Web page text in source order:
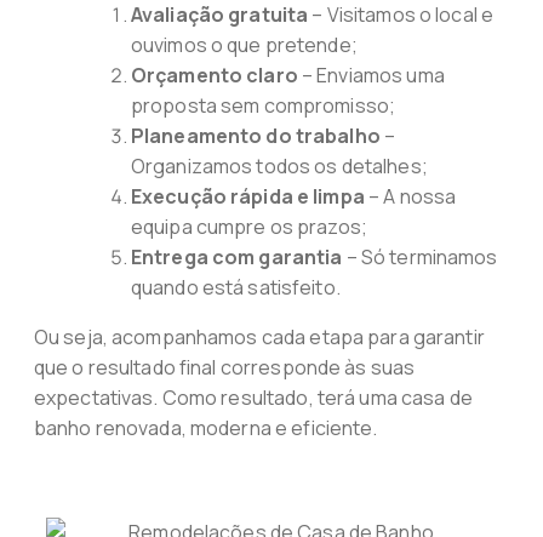
Avaliação gratuita – Visitamos o local e
ouvimos o que pretende;
Orçamento claro – Enviamos uma
proposta sem compromisso;
Planeamento do trabalho –
Organizamos todos os detalhes;
Execução rápida e limpa – A nossa
equipa cumpre os prazos;
Entrega com garantia – Só terminamos
quando está satisfeito.
Ou seja, acompanhamos cada etapa para garantir
que o resultado final corresponde às suas
expectativas. Como resultado, terá uma casa de
banho renovada, moderna e eficiente.